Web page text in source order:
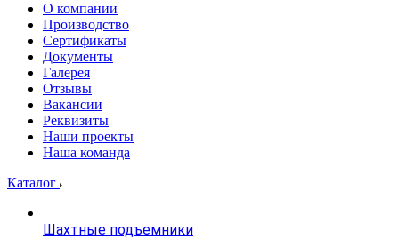
О компании
Производство
Сертификаты
Документы
Галерея
Отзывы
Вакансии
Реквизиты
Наши проекты
Наша команда
Каталог
Шахтные подъемники